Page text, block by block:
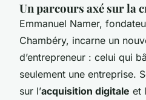
Un parcours axé sur la
Emmanuel Namer,
Chambéry, incarne un
d’entrepreneur : celui qui
seulement une entreprise.
sur l’acquisition digitale et